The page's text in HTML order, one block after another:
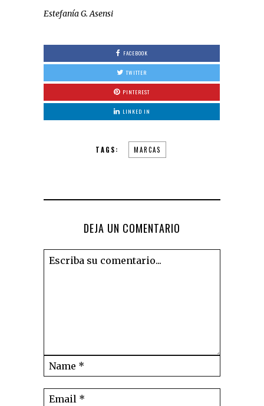
Estefanía G. Asensi
FACEBOOK
TWITTER
PINTEREST
LINKED IN
TAGS: MARCAS
DEJA UN COMENTARIO